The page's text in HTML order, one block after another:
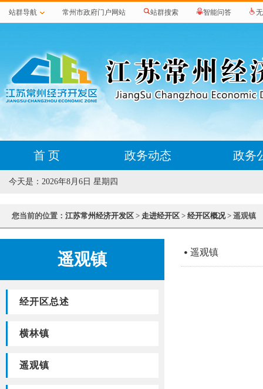
站群导航 常州市政府门户网站 站群搜索 智能问答
首 页 政务动态 政务
今天是： 2026年8月6日 星期四
您当前的位置： 江苏常州经济开发区 > 走进经开区 > 经开区概况> 遥观镇
遥观镇
经开区总述
横林镇
遥观镇
遥观镇